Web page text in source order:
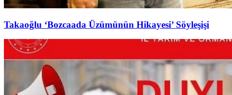
Takaoğlu ‘Bozcaada Üzümünün Hikayesi’ Söyleşişi